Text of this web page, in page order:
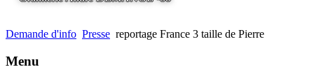
Demande d'info Presse reportage France 3 taille de Pierre
Menu